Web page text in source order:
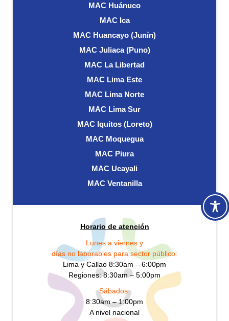
MAC Huánuco
MAC Ica
MAC Huancayo (Junín)
MAC Juliaca (Puno)
MAC La Libertad
MAC Lima Este
MAC Lima Norte
MAC Lima Sur
MAC Iquitos (Loreto)
MAC Moquegua
MAC Piura
MAC Ucayali
MAC Ventanilla
Horario de atención
Lunes a viernes y
días no laborables para sector público:
Lima y Callao 8:30am – 6:00pm
Regiones: 8:30am – 5:00pm
Sábados:
8:30am – 1:00pm
A nivel nacional